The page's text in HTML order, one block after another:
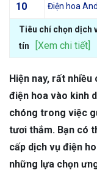
10 Điện hoa
Tiêu chí chọn dịch
tín
[Xem chi tiết]
Hiện nay, rất
điện hoa vào kinh
chóng trong việc
tươi thắm. Bạn có
cấp dịch vụ điện
những lựa chọn